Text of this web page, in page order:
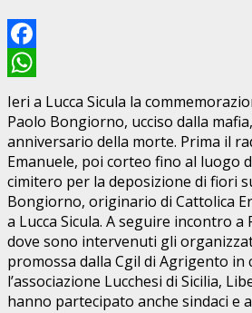
Facebook
WhatsApp
Ieri a Lucca Sicula la
Paolo Bongiorno, ucciso dalla
anniversario della morte. Prima il
Emanuele, poi corteo fino al luogo
cimitero per la deposizione di fiori
Bongiorno, originario di Cattolica
a Lucca Sicula. A seguire incontro a
dove sono intervenuti gli
promossa dalla Cgil di Agrigento in
l’associazione Lucchesi di Sicilia,
hanno partecipato anche sindaci e